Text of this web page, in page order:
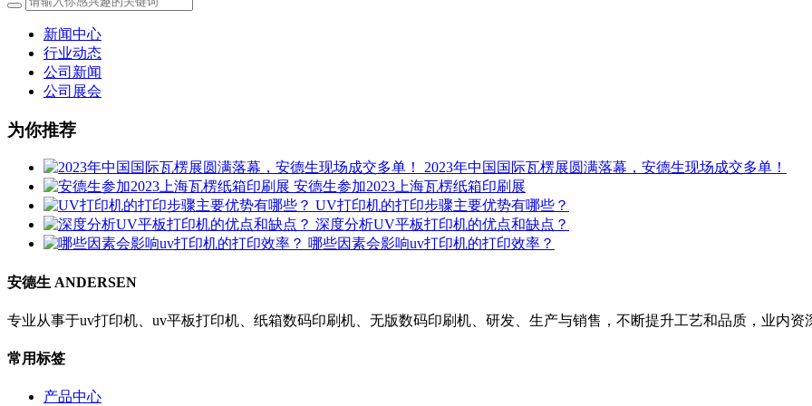
新闻中心
行业动态
公司新闻
公司展会
为你推荐
2023年中国国际瓦楞展圆满落幕，安德生现场成交多单！
安德生参加2023上海瓦楞纸箱印刷展
UV打印机的打印步骤主要优势有哪些？
深度分析UV平板打印机的优点和缺点？
哪些因素会影响uv打印机的打印效率？
安德生 ANDERSEN
专业从事于uv打印机、uv平板打印机、纸箱数码印刷机、无版数码印刷机、研发、生产与销售，不断提升工艺和品质，业内资
常用标签
产品中心